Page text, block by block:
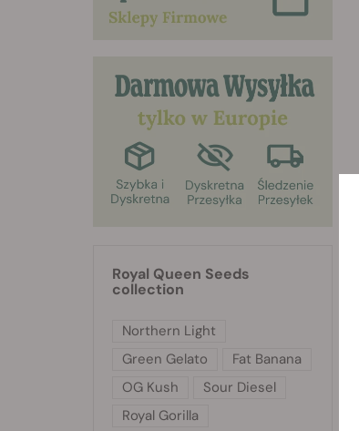
Royal Queen Seeds
collection
Northern Light
Green Gelato
Fat Banana
OG Kush
Sour Diesel
Royal Gorilla